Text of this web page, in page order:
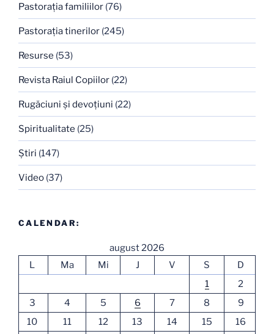
Pastoraţia familiilor (76)
Pastoraţia tinerilor (245)
Resurse (53)
Revista Raiul Copiilor (22)
Rugăciuni şi devoţiuni (22)
Spiritualitate (25)
Ştiri (147)
Video (37)
CALENDAR:
august 2026
L
Ma Mi J V S
D
1
2
3
4 5 6 7 8
9
10
11 12 13 14 15
16